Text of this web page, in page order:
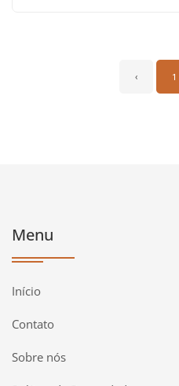
‹ 1
Menu
Início
Contato
Sobre nós